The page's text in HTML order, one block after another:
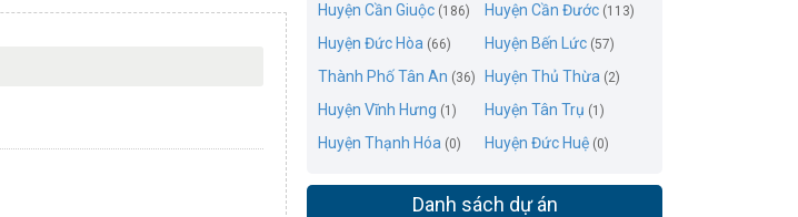
Huyện Cần Giuộc (186) Huyện Cần Đước (113)
Huyện Đức Hòa (66) Huyện Bến Lức (57)
Thành Phố Tân An (36) Huyện Thủ Thừa (2)
Huyện Vĩnh Hưng (1) Huyện Tân Trụ (1)
Huyện Thạnh Hóa (0) Huyện Đức Huệ (0)
Danh sách dự án